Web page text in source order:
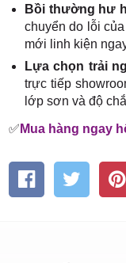
Bồi thường hư
chuyển do lỗi
mới linh kiện
Lựa chọn trải
trực tiếp
lớp sơn và độ
✅ Mua hàng ngay